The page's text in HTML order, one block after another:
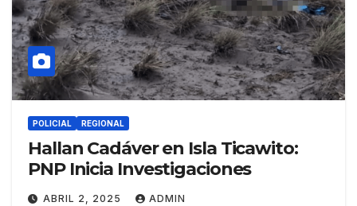
POLICIAL REGIONAL
Hallan Cadáver en Isla Ticawito:
PNP Inicia Investigaciones
ABRIL 2, 2025 ADMIN